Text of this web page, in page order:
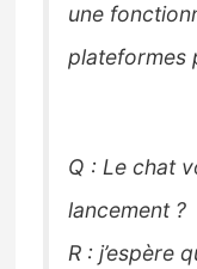
une
plateformes
Q : Le chat
lancement ?
R : j’espère